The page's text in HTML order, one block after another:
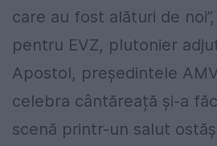
care au fost alături de
pentru EVZ, plutonier
Apostol, președintele
celebra cântăreață și-a
scenă printr-un salut